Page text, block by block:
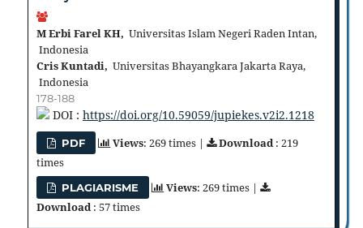
M Erbi Farel KH, Universitas Islam Negeri Raden Intan,
Indonesia
Cris Kuntadi, Universitas Bhayangkara Jakarta Raya,
Indonesia
178-188
DOI : https://doi.org/10.59059/jupiekes.v2i2.1218
PDF Views: 269 times | Download: 219
times
PLAGIARISME Views: 269 times |
Download: 57 times